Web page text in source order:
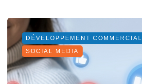
DÉVELOPPEMENT COMMERCIAL
SOCIAL MEDIA